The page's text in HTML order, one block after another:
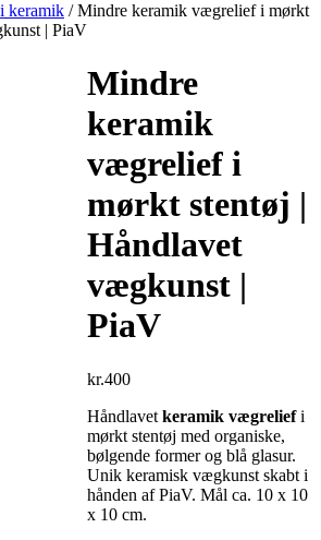
keramik / Mindre keramik vægrelief i mørkt
| PiaV
Mindre
keramik
vægrelief i
mørkt stentøj |
Håndlavet
vægkunst |
PiaV
kr.400
Håndlavet keramik vægreliefi
mørkt stentøj med organiske,
bølgende former og blå glasur.
Unik keramisk vægkunst skabt i
hånden af PiaV. Mål ca. 10 x 10
x 10 cm.